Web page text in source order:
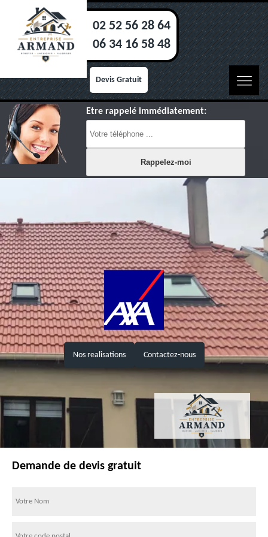
02 52 56 28 64
06 34 16 58 48
Devis Gratuit
Etre rappelé immédiatement:
Nos realisations Contactez-nous
Demande de devis gratuit